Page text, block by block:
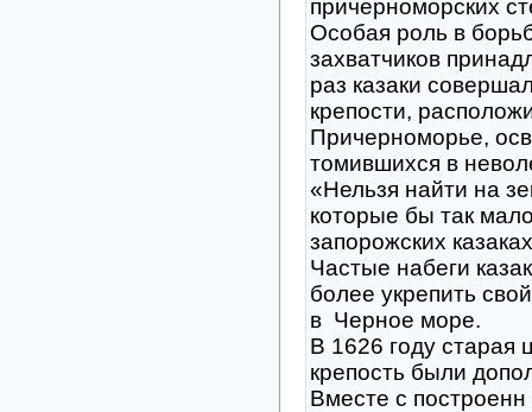
причерноморских
Особая роль в
захватчиков
раз казаки
крепости,
Причерноморье,
томившихся в
«Нельзя найти на
которые бы так
запорожских
Частые набеги
более укрепить
в Черное море.
В 1626 году старая
крепость были
Вместе с построенн